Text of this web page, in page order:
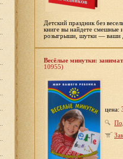
Детский праздник без
книге вы найдете смешные
розыгрыши, шутки — ваши
Весёлые минутки:
10955)
цена: